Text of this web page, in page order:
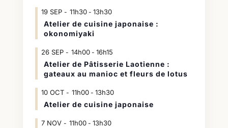
19 SEP 11h30- 13h30
Atelier de cuisine japonaise :
okonomiyaki
26 SEP 14h00- 16h15
Atelier de Pâtisserie Laotienne :
gateaux au manioc et fleurs de lotus
10 OCT 11h00- 13h30
Atelier de cuisine japonaise
7 NOV 11h00- 13h30